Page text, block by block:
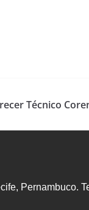
Técnico
Pernambuco.